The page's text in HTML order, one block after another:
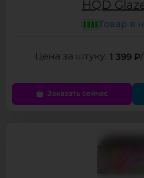
HQD
Товар в
1 399 ₽
Заказать сейчас